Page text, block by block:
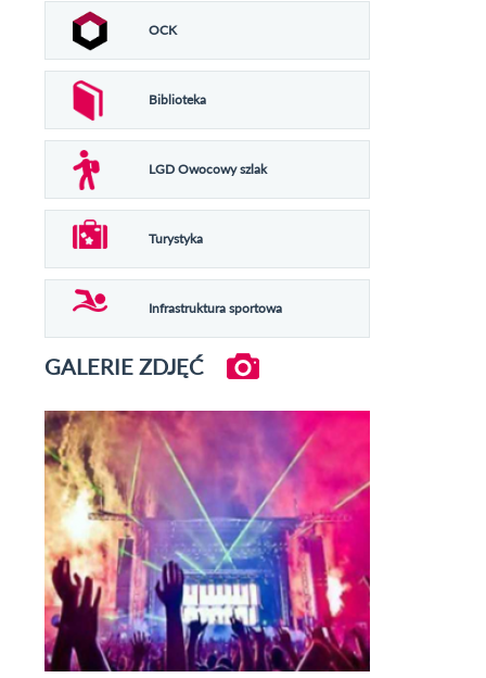
OCK
Biblioteka
LGD Owocowy szlak
Turystyka
Infrastruktura sportowa
GALERIE ZDJĘĆ